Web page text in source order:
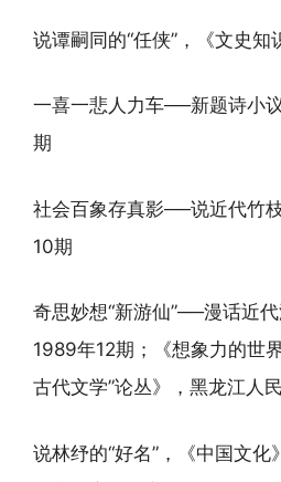
说谭嗣同的“任侠”，《文史
一喜一悲人力车──新题诗小
期
社会百象存真影──说近代竹
10期
奇思妙想“新游仙”──漫话近代
1989年12期；《想象力的世
古代文学”论丛》，黑龙江人
说林纾的“好名”，《中国文化